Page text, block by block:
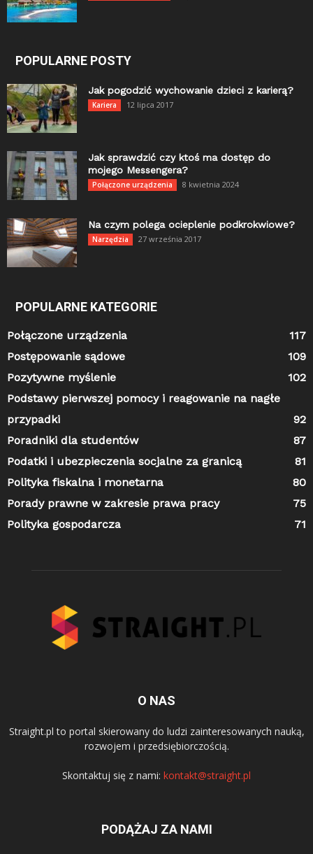
POPULARNE POSTY
Jak pogodzić wychowanie dzieci z karierą?
Kariera 12 lipca 2017
Jak sprawdzić czy ktoś ma dostęp do
mojego Messengera?
Połączone urządzenia 8 kwietnia 2024
Na czym polega ocieplenie podkrokwiowe?
Narzędzia 27 września 2017
POPULARNE KATEGORIE
Połączone urządzenia
117
Postępowanie sądowe
109
Pozytywne myślenie
102
Podstawy pierwszej pomocy i reagowanie na nagłe
przypadki
92
Poradniki dla studentów
87
Podatki i ubezpieczenia socjalne za granicą
81
Polityka fiskalna i monetarna
80
Porady prawne w zakresie prawa pracy
75
Polityka gospodarcza
71
O NAS
Straight.pl to portal skierowany do ludzi zainteresowanych nauką,
rozwojem i przedsiębiorczością.
Skontaktuj się z nami: kontakt@straight.pl
PODĄŻAJ ZA NAMI